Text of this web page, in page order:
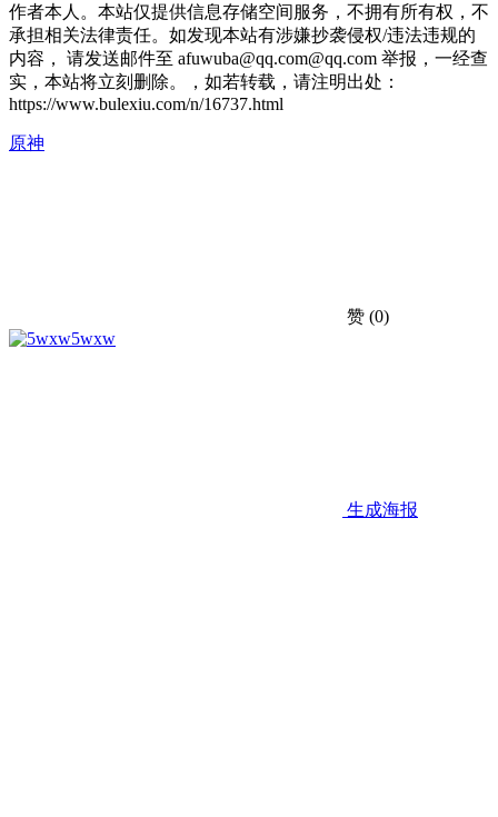
作者本人。本站仅提供信息存储空间服务，不拥有所有权，不
承担相关法律责任。如发现本站有涉嫌抄袭侵权/违法违规的
内容， 请发送邮件至 afuwuba@qq.com@qq.com 举报，一经查
实，本站将立刻删除。，如若转载，请注明出处：
https://www.bulexiu.com/n/16737.html
原神
赞 (0)
5wxw
生成海报